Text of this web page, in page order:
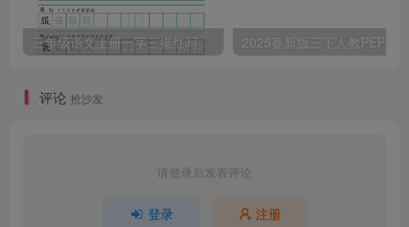
三年级语文上册一字三描红写字表字帖
评论 抢沙发
请登录后发表评论
登录 注册